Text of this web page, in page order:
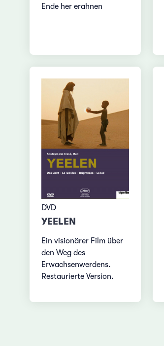
Ende her erahnen
DVD
YEELEN
Ein visionärer Film über
den Weg des
Erwachsenwerdens.
Restaurierte Version.